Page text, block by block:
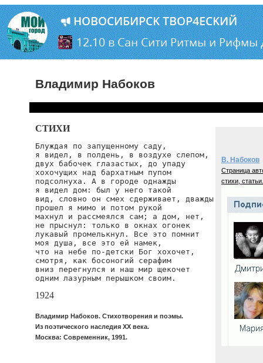
Владимир Набоков
СТИХИ
Блуждая по запущенному саду,
я видел, в полдень, в воздухе слепом,
двух бабочек глазастых, до упаду
хохочущих над бархатным пупом
подсолнуха. А в городе однажды
я видел дом: был у него такой
вид, словно он смех сдерживает, дважды
прошел я мимо и потом рукой
махнул и рассмеялся сам; а дом, нет,
не прыснул: только в окнах огонек
лукавый промелькнул. Все это помнит
моя душа, все это ей намек,
что на небе по-детски Бог хохочет,
смотря, как босоногий серафим
вниз перегнулся и наш мир щекочет
одним лазурным перышком своим.
1924
Владимир Набоков. Стихотворения и поэмы.
Из поэтического наследия XX века.
Москва: Современник, 1991.
В. Набоков
Страница
стихи, статьи.